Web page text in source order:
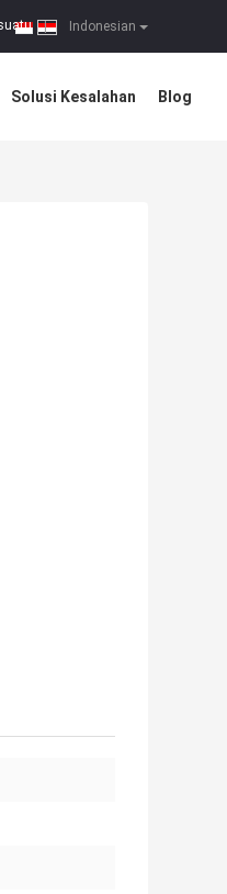
Indonesian
|
Solusi Kesalahan Blog